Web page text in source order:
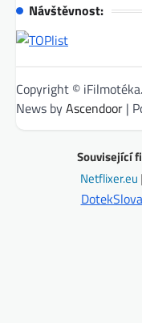
Návštěvnost:
Copyright ©
News byAscendoor |
Související
Netflixer.eu |